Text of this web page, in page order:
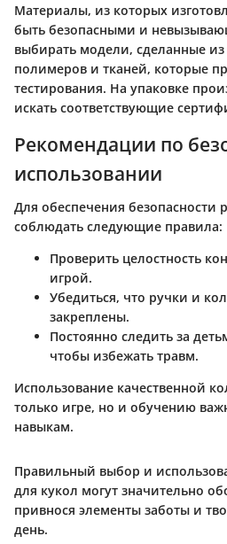
Материалы, из которых
быть безопасными и
выбирать модели, сделанные
полимеров и тканей, которые
тестирования. На упаковке
искать соответствующие
Рекомендации по
использовании
Для обеспечения безопасности
соблюдать следующие правила:
Проверить целостность
игрой.
Убедиться, что ручки и
закреплены.
Постоянно следить за
чтобы избежать травм.
Использование качественной
только игре, но и обучению
навыкам.
Правильный выбор и
для кукол могут значительно
привнося элементы заботы и
день.